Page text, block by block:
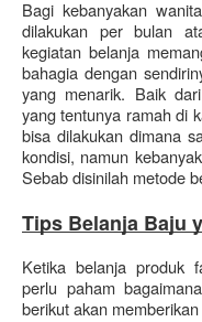
Bagi kebanyakan
dilakukan per bulan
kegiatan belanja
bahagia dengan
yang menarik. Baik
yang tentunya ramah di
bisa dilakukan dimana
kondisi, namun
Sebab disinilah metode
Tips Belanja Baju
Ketika belanja produk
perlu paham
berikut akan